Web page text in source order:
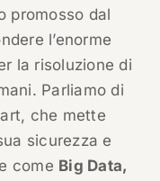
promosso dal
l’enorme
la risoluzione di
Parliamo di
che mette
sicurezza e
come Big Data,